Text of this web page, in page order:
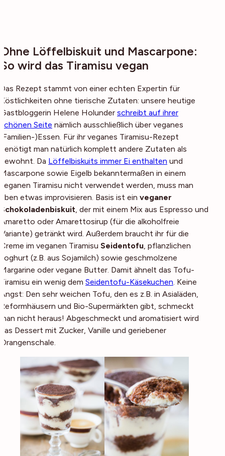
Ohne Löffelbiskuit und Mascarpone:
So wird das Tiramisu vegan
Das Rezept stammt von einer echten Expertin für
Köstlichkeiten ohne tierische Zutaten: unsere heutige
Gastbloggerin Helene Holunder schreibt auf ihrer
schönen Seite nämlich ausschließlich über veganes
(Familien-)Essen. Für ihr veganes Tiramisu-Rezept
benötigt man natürlich komplett andere Zutaten als
gewohnt. Da Löffelbiskuits immer Ei enthalten und
Mascarpone sowie Eigelb bekanntermaßen in einem
veganen Tiramisu nicht verwendet werden, muss man
eben etwas improvisieren. Basis ist ein veganer
Schokoladenbiskuit, der mit einem Mix aus Espresso und
Amaretto oder Amarettosirup (für die alkoholfreie
Variante) getränkt wird. Außerdem braucht ihr für die
Creme im veganen Tiramisu Seidentofu, pflanzlichen
Joghurt (z.B. aus Sojamilch) sowie geschmolzene
Margarine oder vegane Butter. Damit ähnelt das Tofu-
Tiramisu ein wenig dem Seidentofu-Käsekuchen. Keine
Angst: Den sehr weichen Tofu, den es z.B. in Asialäden,
Reformhäusern und Bio-Supermärkten gibt, schmeckt
man nicht heraus! Abgeschmeckt und aromatisiert wird
das Dessert mit Zucker, Vanille und geriebener
Orangenschale.